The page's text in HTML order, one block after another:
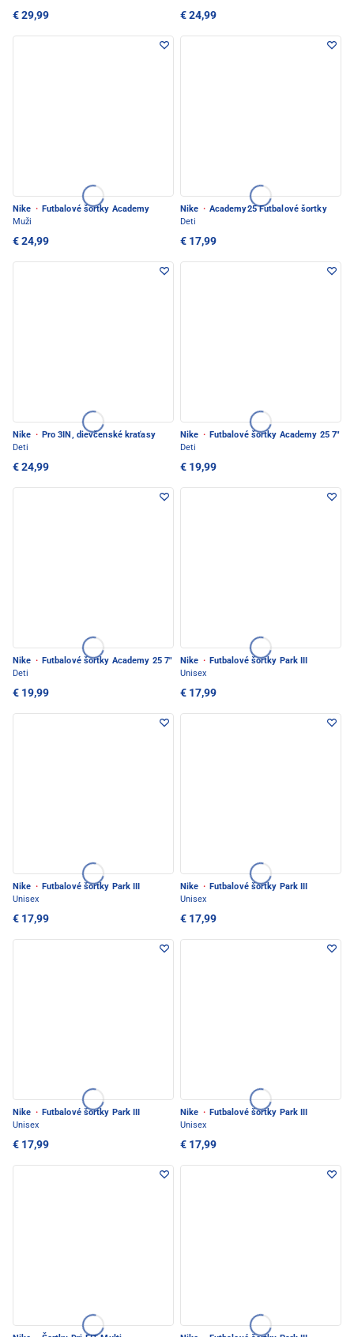
€ 29,99 € 24,99
Nike · Futbalové šortky Academy
Muži
€ 24,99
Nike · Academy25 Futbalové šortky
Deti
€ 17,99
Nike · Pro 3IN, dievčenské kraťasy
Deti
€ 24,99
Nike · Futbalové šortky Academy 25 7"
Deti
€ 19,99
Nike · Futbalové šortky Academy 25 7"
Deti
€ 19,99
Nike · Futbalové šortky Park III
Unisex
€ 17,99
Nike · Futbalové šortky Park III
Unisex
€ 17,99
Nike · Futbalové šortky Park III
Unisex
€ 17,99
Nike · Futbalové šortky Park III
Unisex
€ 17,99
Nike · Futbalové šortky Park III
Unisex
€ 17,99